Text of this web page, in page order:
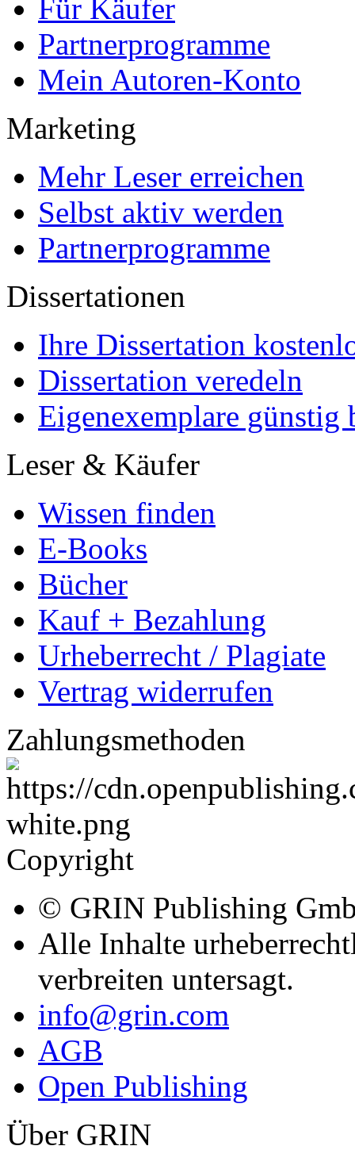
Für Käufer
Partnerprogramme
Mein Autoren-Konto
Marketing
Mehr Leser erreichen
Selbst aktiv werden
Partnerprogramme
Dissertationen
Ihre Dissertation
Dissertation veredeln
Eigenexemplare günstig
Leser & Käufer
Wissen finden
E-Books
Bücher
Kauf + Bezahlung
Urheberrecht / Plagiate
Vertrag widerrufen
Zahlungsmethoden
Copyright
© GRIN Publishing
Alle Inhalte
verbreiten untersagt.
info@grin.com
AGB
Open Publishing
Über GRIN